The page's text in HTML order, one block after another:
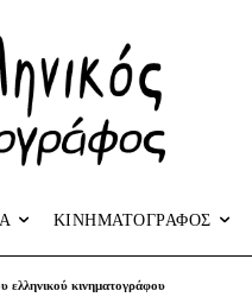
ΚΙΝΗΜΑΤΟΓΡΑΦΟΣ
ελληνικού κινηματογράφου